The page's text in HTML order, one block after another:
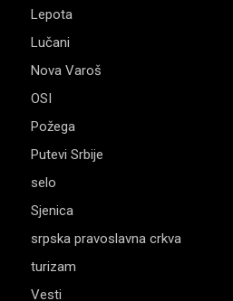
Lepota
Lučani
Nova Varoš
OSI
Požega
Putevi Srbije
selo
Sjenica
srpska pravoslavna crkva
turizam
Vesti